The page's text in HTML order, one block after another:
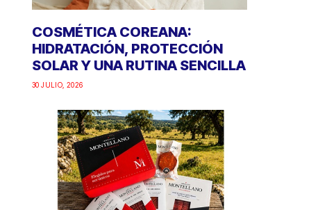
COSMÉTICA COREANA:
HIDRATACIÓN, PROTECCIÓN
SOLAR Y UNA RUTINA SENCILLA
30 JULIO, 2026